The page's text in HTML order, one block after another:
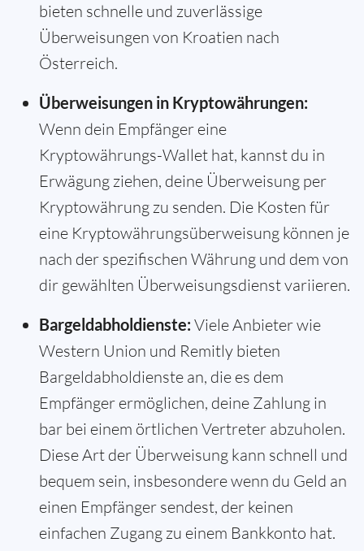
bieten schnelle und zuverlässige
Überweisungen von Kroatien nach
Österreich.
Überweisungen in Kryptowährungen:
Wenn dein Empfänger eine
Kryptowährungs-Wallet hat, kannst du in
Erwägung ziehen, deine Überweisung per
Kryptowährung zu senden. Die Kosten für
eine Kryptowährungsüberweisung können je
nach der spezifischen Währung und dem von
dir gewählten Überweisungsdienst variieren.
Bargeldabholdienste: Viele Anbieter wie
Western Union und Remitly bieten
Bargeldabholdienste an, die es dem
Empfänger ermöglichen, deine Zahlung in
bar bei einem örtlichen Vertreter abzuholen.
Diese Art der Überweisung kann schnell und
bequem sein, insbesondere wenn du Geld an
einen Empfänger sendest, der keinen
einfachen Zugang zu einem Bankkonto hat.